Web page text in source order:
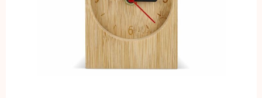
Reisbenodigdheden